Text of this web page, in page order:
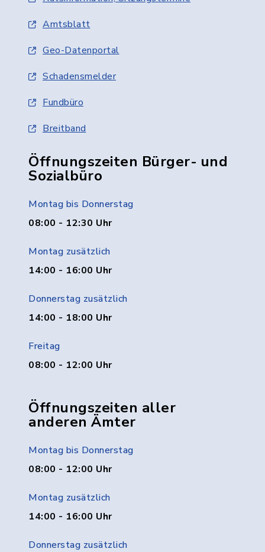
Amtsblatt
Geo-Datenportal
Schadensmelder
Fundbüro
Breitband
Öffnungszeiten Bürger- und
Sozialbüro
Montag bis Donnerstag
08:00 - 12:30 Uhr
Montag zusätzlich
14:00 - 16:00 Uhr
Donnerstag zusätzlich
14:00 - 18:00 Uhr
Freitag
08:00 - 12:00 Uhr
Öffnungszeiten aller
anderen Ämter
Montag bis Donnerstag
08:00 - 12:00 Uhr
Montag zusätzlich
14:00 - 16:00 Uhr
Donnerstag zusätzlich